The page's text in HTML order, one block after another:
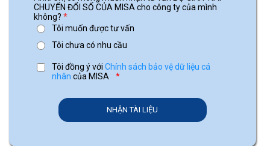
CHUYỂN ĐỔI SỐ CỦA MISA cho công ty của mình
không? *
Tôi muốn được tư vấn
Tôi chưa có nhu cầu
Tôi đồng ý với Chính sách bảo vệ dữ liệu cá
nhân của MISA *